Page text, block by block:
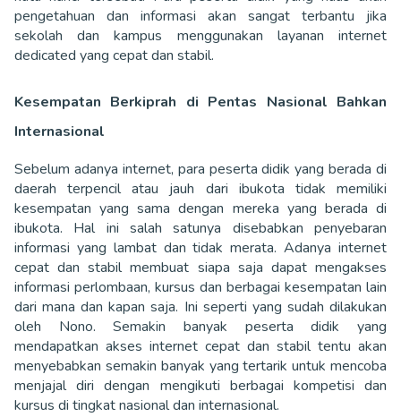
pengetahuan dan informasi akan sangat terbantu jika
sekolah dan kampus menggunakan layanan internet
dedicated yang cepat dan stabil.
Kesempatan Berkiprah di Pentas Nasional Bahkan
Internasional
Sebelum adanya internet, para peserta didik yang berada di
daerah terpencil atau jauh dari ibukota tidak memiliki
kesempatan yang sama dengan mereka yang berada di
ibukota. Hal ini salah satunya disebabkan penyebaran
informasi yang lambat dan tidak merata. Adanya internet
cepat dan stabil membuat siapa saja dapat mengakses
informasi perlombaan, kursus dan berbagai kesempatan lain
dari mana dan kapan saja. Ini seperti yang sudah dilakukan
oleh Nono. Semakin banyak peserta didik yang
mendapatkan akses internet cepat dan stabil tentu akan
menyebabkan semakin banyak yang tertarik untuk mencoba
menjajal diri dengan mengikuti berbagai kompetisi dan
kursus di tingkat nasional dan internasional.